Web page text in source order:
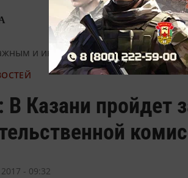
и интересным в Telegram-
В Казани пройдет
- 09:32